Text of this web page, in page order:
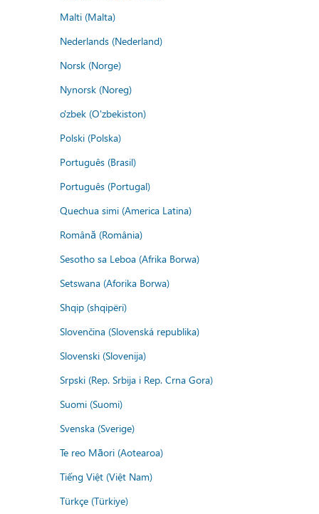
Malti (Malta)
Nederlands (Nederland)
Norsk (Norge)
Nynorsk (Noreg)
o'zbek (O'zbekiston)
Polski (Polska)
Português (Brasil)
Português (Portugal)
Quechua simi (America Latina)
Română (România)
Sesotho sa Leboa (Afrika Borwa)
Setswana (Aforika Borwa)
Shqip (shqipëri)
Slovenčina (Slovenská republika)
Slovenski (Slovenija)
Srpski (Rep. Srbija i Rep. Crna Gora)
Suomi (Suomi)
Svenska (Sverige)
Te reo Māori (Aotearoa)
Tiếng Việt (Việt Nam)
Türkçe (Türkiye)